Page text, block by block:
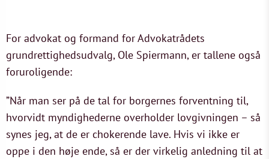
For advokat og formand for Advokatrådets
grundrettighedsudvalg, Ole Spiermann, er tallene også
foruroligende:
”Når man ser på de tal for borgernes forventning til,
hvorvidt myndighederne overholder lovgivningen – så
synes jeg, at de er chokerende lave. Hvis vi ikke er
oppe i den høje ende, så er der virkelig anledning til at